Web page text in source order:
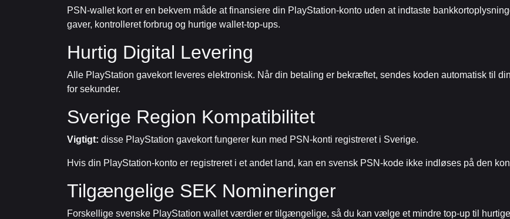
PSN-wallet kort er en bekvem måde at finansiere din PlayStation-konto uden at indtaste
gaver, kontrolleret forbrug og hurtige wallet-top-ups.
Hurtig Digital Levering
Alle PlayStation gavekort leveres elektronisk. Når din betaling er bekræftet, sendes koden automatisk til
for sekunder.
Sverige Region Kompatibilitet
Vigtigt: disse PlayStation gavekort fungerer kun med PSN-konti registreret i Sverige.
Hvis din PlayStation-konto er registreret i et andet land, kan en svensk PSN-kode ikke indløses på den
Tilgængelige SEK Nomineringer
Forskellige svenske PlayStation wallet værdier er tilgængelige, så du kan vælge et mindre top-up til